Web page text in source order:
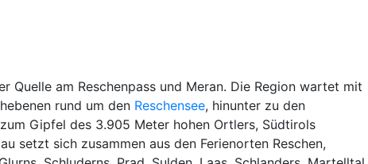
Quelle am Reschenpass und Meran. Die Region wartet mit
rund um den Reschensee, hinunter zu den
Gipfel des 3.905 Meter hohen Ortlers, Südtirols
setzt sich zusammen aus den Ferienorten Reschen,